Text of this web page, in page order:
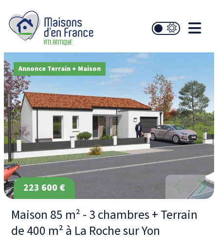
223 600 €
Annonce Terrain + Maison
Maison 85 m² - 3 chambres + Terrain
de 400 m² à La Roche sur Yon